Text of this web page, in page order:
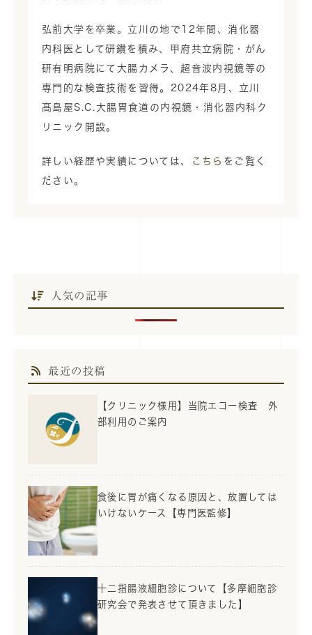
弘前大学を卒業。立川の地で12年間、消化器
内科医として研鑽を積み、甲府共立病院・がん
研有明病院にて大腸カメラ、超音波内視鏡等の
専門的な検査技術を習得。2024年8月、立川
髙島屋S.C.大腸胃食道の内視鏡・消化器内科ク
リニック開設。
詳しい経歴や実績については、 こちら をご覧く
ださい。
人気の記事
最近の投稿
【クリニック様用】当院エコー検査 外
部利用のご案内
食後に胃が痛くなる原因と、放置しては
いけないケース【専門医監修】
十二指腸液細胞診について【多摩細胞診
研究会で発表させて頂きました】